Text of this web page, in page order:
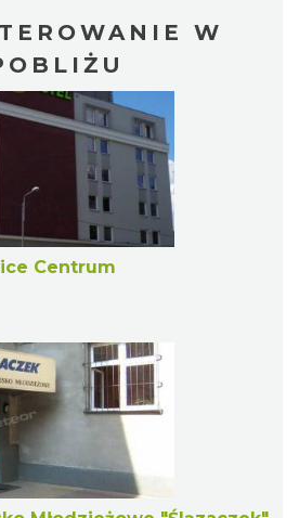
W
Centrum